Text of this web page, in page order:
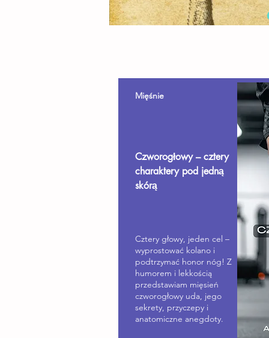
Mięśnie
Czworogłowy – cztery
charaktery pod jedną
skórą
Cztery głowy, jeden cel –
wyprostować kolano i
podtrzymać honor nóg! Z
humorem i lekkością
przedstawiam mięsień
czworogłowy uda, jego
sekrety, przyczepy i
anatomiczne anegdoty.